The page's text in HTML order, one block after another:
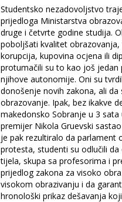
Studentsko nezadovoljstvo
prijedloga Ministarstva
druge i četvrte godine studija.
poboljšati kvalitet
korupcija, kupovina ocjena ili
protumačili su to kao još jedan
njihove autonomije. Oni su
donošenje novih zakona, ali
obrazovanje. Ipak, bez ikakve
makedonsko Sobranje u 3
premijer Nikola Gruevski
je pak rezultiralo da parlament
protesta, studenti su odlučili
tijela, skupa sa profesorima i
prijedlog zakona za visoko
visokom obrazivanju i da
hronološki prikaz dešavanja